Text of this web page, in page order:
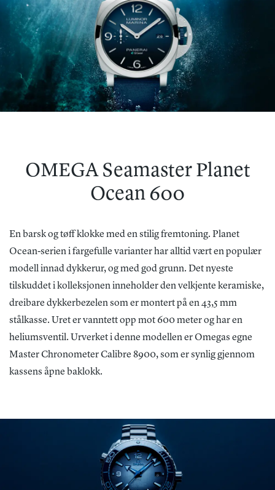
OMEGA Seamaster Planet
Ocean 600
En barsk og tøff klokke med en stilig fremtoning. Planet
Ocean-serien i fargefulle varianter har alltid vært en populær
modell innad dykkerur, og med god grunn. Det nyeste
tilskuddet i kolleksjonen inneholder den velkjente keramiske,
dreibare dykkerbezelen som er montert på en 43,5 mm
stålkasse. Uret er vanntett opp mot 600 meter og har en
heliumsventil. Urverket i denne modellen er Omegas egne
Master Chronometer Calibre 8900, som er synlig gjennom
kassens åpne baklokk.